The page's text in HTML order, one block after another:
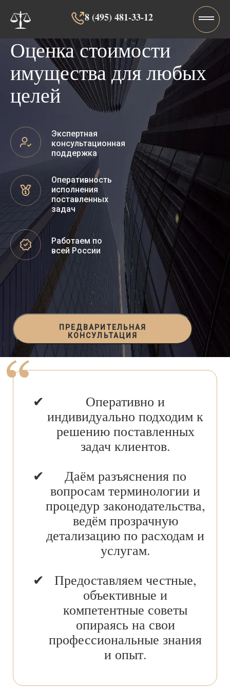
8 (495) 481-33-12‬‬
Оценка стоимости
имущества для любых
целей
Экспертная
консультационная
поддержка
Оперативность
исполнения
поставленных
задач
Работаем по
всей России
ПРЕДВАРИТЕЛЬНАЯ
КОНСУЛЬТАЦИЯ
Оперативно и
индивидуально подходим к
решению поставленных
задач клиентов.
Даём разъяснения по
вопросам терминологии и
процедур законодательства,
ведём прозрачную
детализацию по расходам и
услугам.
Предоставляем честные,
объективные и
компетентные советы
опираясь на свои
профессиональные знания
и опыт.